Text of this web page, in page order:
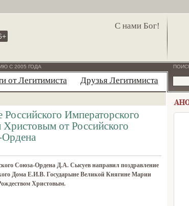
С нами Бог!
С 2005 ГОДА
от Легитимиста Друзья Легитимиста
Российского Императорского
от Российского
Союза-Ордена Д.А. Сысуев направил поздравление
Дома Е.И.В. Государыне Великой Княгине Марии
Христовым.